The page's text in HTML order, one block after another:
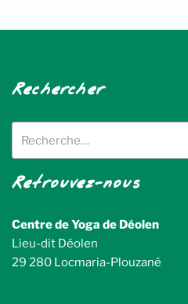
Rechercher
pour
Retrouvez-nous
Centre de Yoga de Déolen
Lieu-dit Déolen
29 280 Locmaria-Plouzané